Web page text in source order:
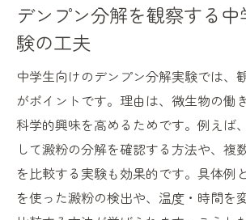
デンプン分解を観察する
験の工夫
中学生向けのデンプン分解実験では、
がポイントです。理由は、微生物の働
科学的興味を高めるためです。例えば
して澱粉の分解を確認する方法や、複
を比較する実験も効果的です。具体例
を使った澱粉の検出や、温度・時間を